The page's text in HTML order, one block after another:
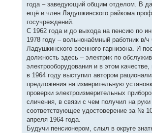
года – заведующий общим отделом. В
ещё и член Ладушкинского райкома
госучреждений.
С 1962 года и до выхода на пенсию по
1978 году – вольнонаёмный работник в/ч
Ладушкинского военного гарнизона. И
должность здесь – электрик по
электрооборудования и в этом качестве,
в 1964 году выступил автором
предложения на измерительную
проверки электроизмерительных
сличения, в связи с чем получил на руки
соответствующее удостоверение за №
апреля 1964 года.
Будучи пенсионером, слыл в округе